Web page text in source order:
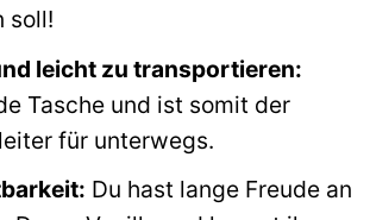
soll!
leicht zu transportieren:
Tasche und ist somit der
für unterwegs.
Du hast lange Freude an